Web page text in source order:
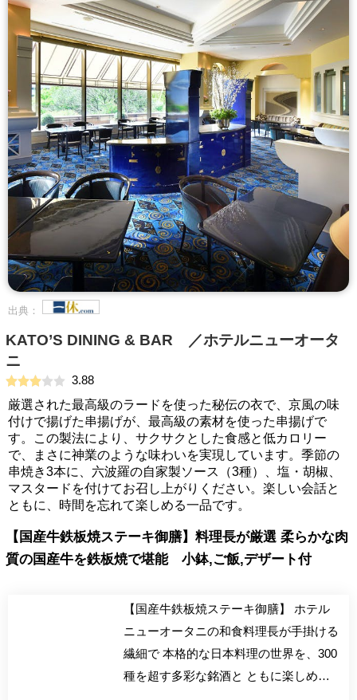
出典：
KATO’S DINING & BAR ／ホテルニューオータ
ニ
3.88
厳選された最高級のラードを使った秘伝の衣で、京風の味
付けで揚げた串揚げが、最高級の素材を使った串揚げで
す。この製法により、サクサクとした食感と低カロリー
で、まさに神業のような味わいを実現しています。季節の
串焼き3本に、六波羅の自家製ソース（3種）、塩・胡椒、
マスタードを付けてお召し上がりください。楽しい会話と
ともに、時間を忘れて楽しめる一品です。
【国産牛鉄板焼ステーキ御膳】料理長が厳選 柔らかな肉
質の国産牛を鉄板焼で堪能 小鉢,ご飯,デザート付
【国産牛鉄板焼ステーキ御膳】 ホテル
ニューオータニの和食料理長が手掛ける
繊細で 本格的な日本料理の世界を、300
種を超す多彩な銘酒と ともに楽しめる